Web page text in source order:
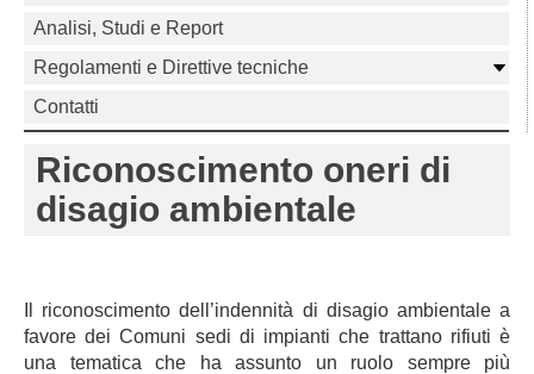
Analisi, Studi e Report
Regolamenti e Direttive tecniche
Contatti
Riconoscimento oneri di
disagio ambientale
Il riconoscimento dell’indennità di disagio ambientale a
favore dei Comuni sedi di impianti che trattano rifiuti è
una tematica che ha assunto un ruolo sempre più